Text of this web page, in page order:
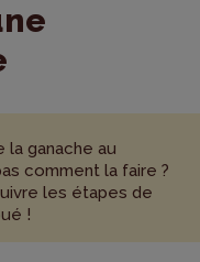
ganache au
comment la faire ?
les étapes de
!